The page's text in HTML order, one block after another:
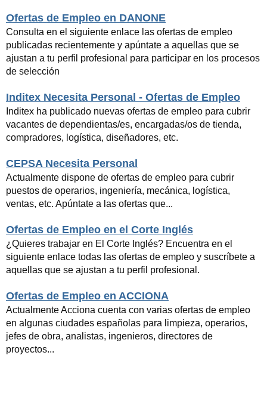
Ofertas de Empleo en DANONE
Consulta en el siguiente enlace las ofertas de empleo
publicadas recientemente y apúntate a aquellas que se
ajustan a tu perfil profesional para participar en los procesos
de selección
Inditex Necesita Personal - Ofertas de Empleo
Inditex ha publicado nuevas ofertas de empleo para cubrir
vacantes de dependientas/es, encargadas/os de tienda,
compradores, logística, diseñadores, etc.
CEPSA Necesita Personal
Actualmente dispone de ofertas de empleo para cubrir
puestos de operarios, ingeniería, mecánica, logística,
ventas, etc. Apúntate a las ofertas que...
Ofertas de Empleo en el Corte Inglés
¿Quieres trabajar en El Corte Inglés? Encuentra en el
siguiente enlace todas las ofertas de empleo y suscríbete a
aquellas que se ajustan a tu perfil profesional.
Ofertas de Empleo en ACCIONA
Actualmente Acciona cuenta con varias ofertas de empleo
en algunas ciudades españolas para limpieza, operarios,
jefes de obra, analistas, ingenieros, directores de
proyectos...